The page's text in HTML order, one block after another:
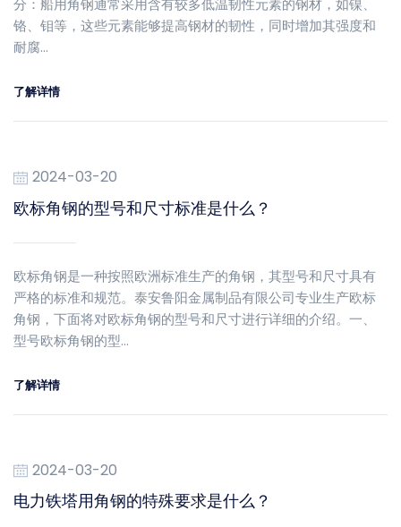
分：船用角钢通常采用含有较多低温韧性元素的钢材，如镍、
铬、钼等，这些元素能够提高钢材的韧性，同时增加其强度和
耐腐…
了解详情
2024-03-20
欧标角钢的型号和尺寸标准是什么？
欧标角钢是一种按照欧洲标准生产的角钢，其型号和尺寸具有
严格的标准和规范。泰安鲁阳金属制品有限公司专业生产欧标
角钢，下面将对欧标角钢的型号和尺寸进行详细的介绍。一、
型号欧标角钢的型…
了解详情
2024-03-20
电力铁塔用角钢的特殊要求是什么？